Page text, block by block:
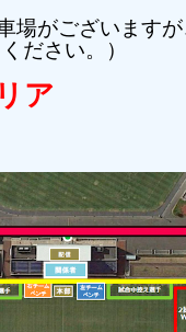
場がございます
ださい。）
ア